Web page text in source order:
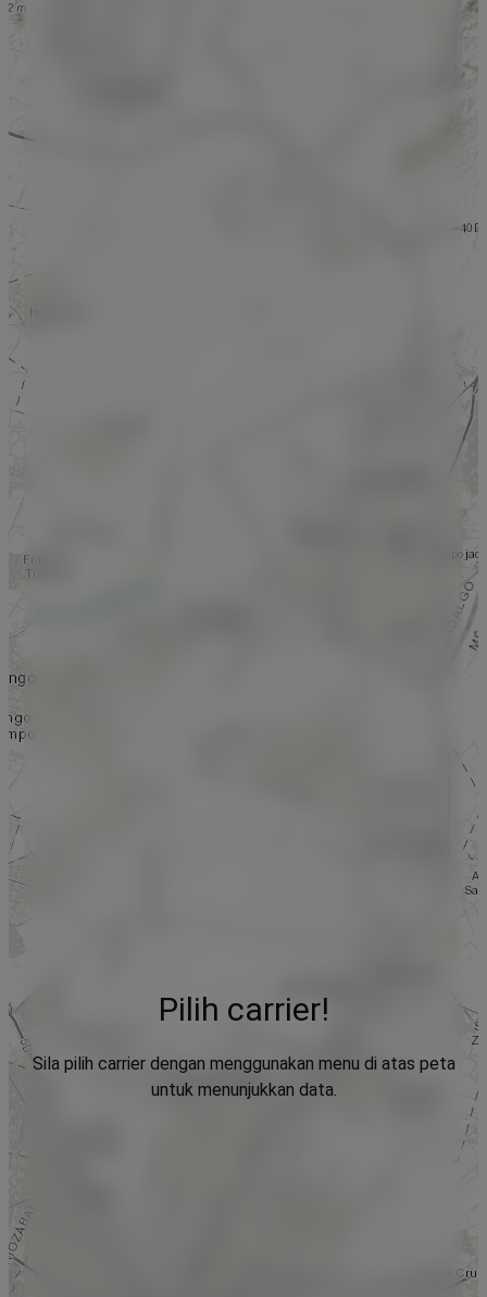
Pilih carrier!
Sila pilih carrier dengan menggunakan menu di atas peta
untuk menunjukkan data.